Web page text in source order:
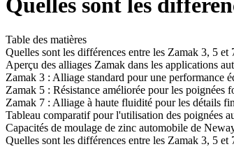
Quelles sont les
Table des matières
Quelles sont les différences entre les Zamak 3, 5 et
Aperçu des alliages Zamak dans les applications
Zamak 3 : Alliage standard pour une performance
Zamak 5 : Résistance améliorée pour les poignées
Zamak 7 : Alliage à haute fluidité pour les détails
Tableau comparatif pour l'utilisation des poignées
Capacités de moulage de zinc automobile de
Quelles sont les différences entre les Zamak 3, 5 et